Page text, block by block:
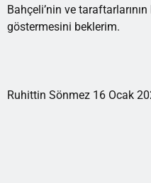
Bahçeli’nin ve
göstermesini beklerim.
Ruhittin Sönmez 16 Ocak